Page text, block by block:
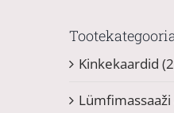
Kinkekaardid